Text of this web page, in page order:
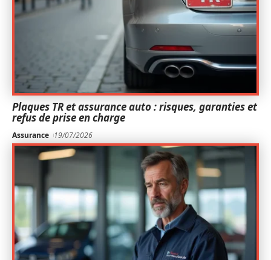
Plaques TR et assurance auto : risques, garanties et
refus de prise en charge
Assurance 19/07/2026